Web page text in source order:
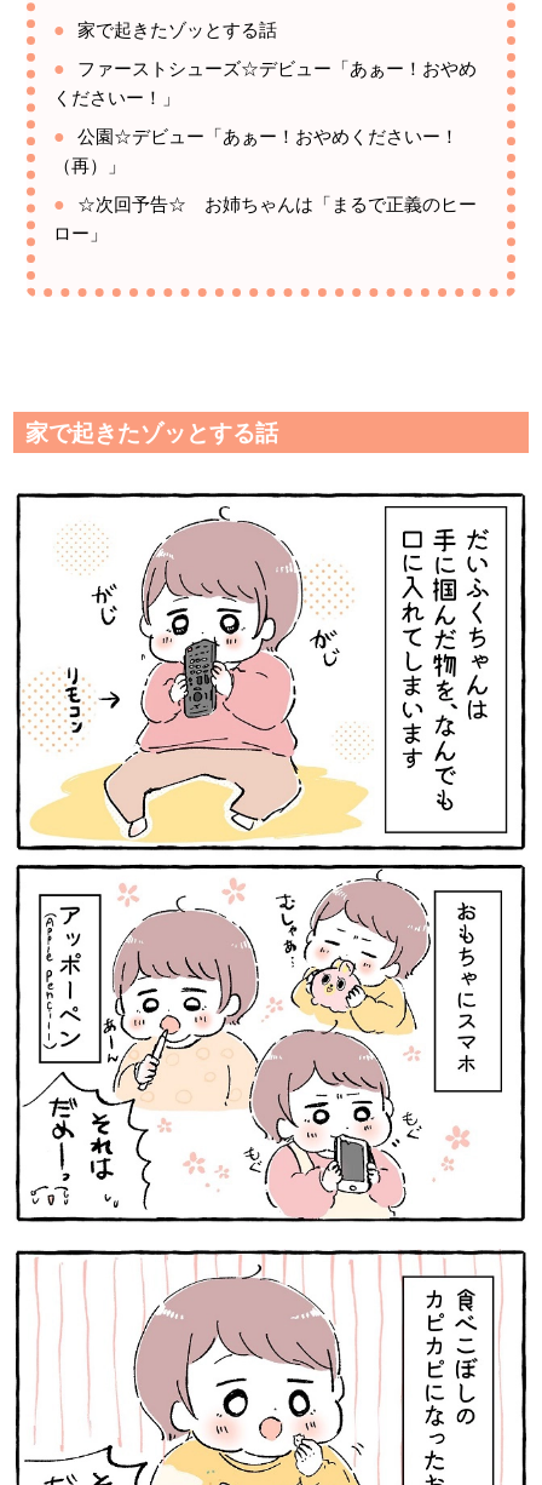
家で起きたゾッとする話
ファーストシューズ☆デビュー「あぁー！おやめ
くださいー！」
公園☆デビュー「あぁー！おやめくださいー！
（再）」
☆次回予告☆ お姉ちゃんは「まるで正義のヒー
ロー」
家で起きたゾッとする話